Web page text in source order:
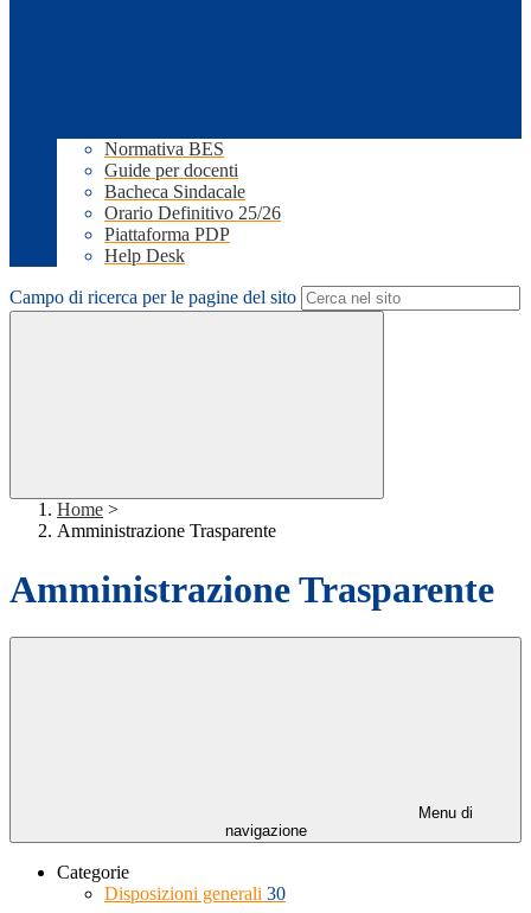
Normativa BES
Guide per docenti
Bacheca Sindacale
Orario Definitivo 25/26
Piattaforma PDP
Help Desk
Campo di ricerca per le pagine del sito
Home >
Amministrazione Trasparente
Amministrazione Trasparente
Menu di
navigazione
Categorie
Disposizioni generali 30